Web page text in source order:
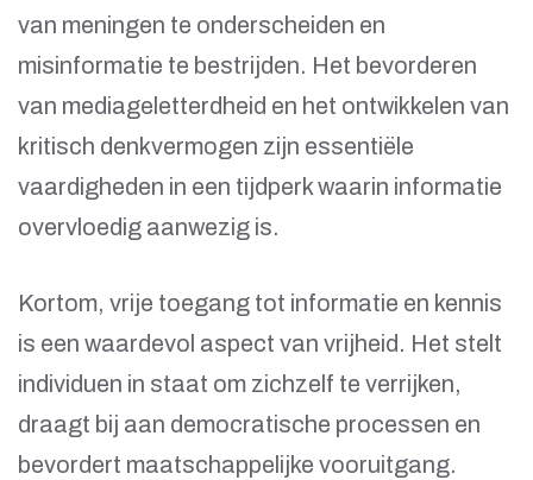
van meningen te onderscheiden en
misinformatie te bestrijden. Het bevorderen
van mediageletterdheid en het ontwikkelen van
kritisch denkvermogen zijn essentiële
vaardigheden in een tijdperk waarin informatie
overvloedig aanwezig is.
Kortom, vrije toegang tot informatie en kennis
is een waardevol aspect van vrijheid. Het stelt
individuen in staat om zichzelf te verrijken,
draagt bij aan democratische processen en
bevordert maatschappelijke vooruitgang.